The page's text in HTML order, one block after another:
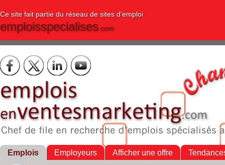
Ce site fait partie du réseau de sites d'emploi
emploisspecialises.com
Emplois Employeurs Afficher une offre